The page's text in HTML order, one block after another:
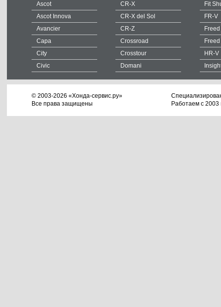
Ascot
Ascot Innova
Avancier
Capa
City
Civic
CR-X
CR-X del Sol
CR-Z
Crossroad
Crosstour
Domani
Fit
FR-V
Freed
HR-V
© 2003-2026 «Хонда-сервис.ру»
Все права защищены
Работаем с 2003